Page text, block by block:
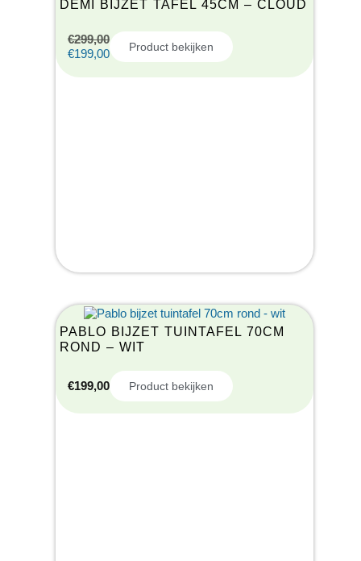
DEMI BIJZET TAFEL 45CM – CLOUD
€299,00
€199,00 Product bekijken
PABLO BIJZET TUINTAFEL 70CM
ROND – WIT
€199,00 Product bekijken